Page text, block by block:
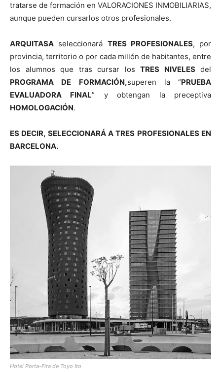
tratarse de formación en VALORACIONES INMOBILIARIAS,
aunque pueden cursarlos otros profesionales.
ARQUITASA seleccionará TRES PROFESIONALES, por
provincia, territorio o por cada millón de habitantes, entre
los alumnos que tras cursar los TRES NIVELESdel
PROGRAMA DE FORMACIÓN,superen la “PRUEBA
EVALUADORA FINAL” y obtengan la preceptiva
HOMOLOGACIÓN.
ES DECIR, SELECCIONARÁ A TRES PROFESIONALES EN
BARCELONA.
Hotel Porta-Fira de Toyo Ito